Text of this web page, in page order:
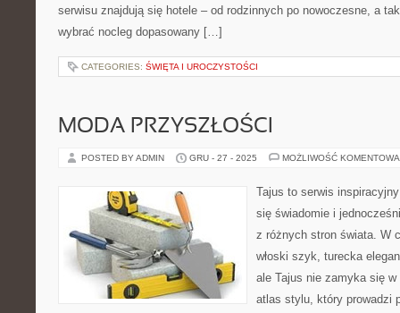
serwisu znajdują się hotele – od rodzinnych po nowoczesne, a
wybrać nocleg dopasowany […]
CATEGORIES: ŚWIĘTA I UROCZYSTOŚCI
MODA PRZYSZŁOŚCI
POSTED BY ADMIN GRU - 27 - 2025 MOŻLIWOŚĆ
Tajus to serwis
się świadomie i
z różnych stron świata. W
włoski szyk, turecka
ale Tajus nie zamyka się
atlas stylu, który prowadzi